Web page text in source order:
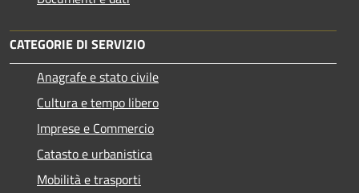
CATEGORIE DI SERVIZIO
Anagrafe e stato civile
Cultura e tempo libero
Imprese e Commercio
Catasto e urbanistica
Mobilità e trasporti